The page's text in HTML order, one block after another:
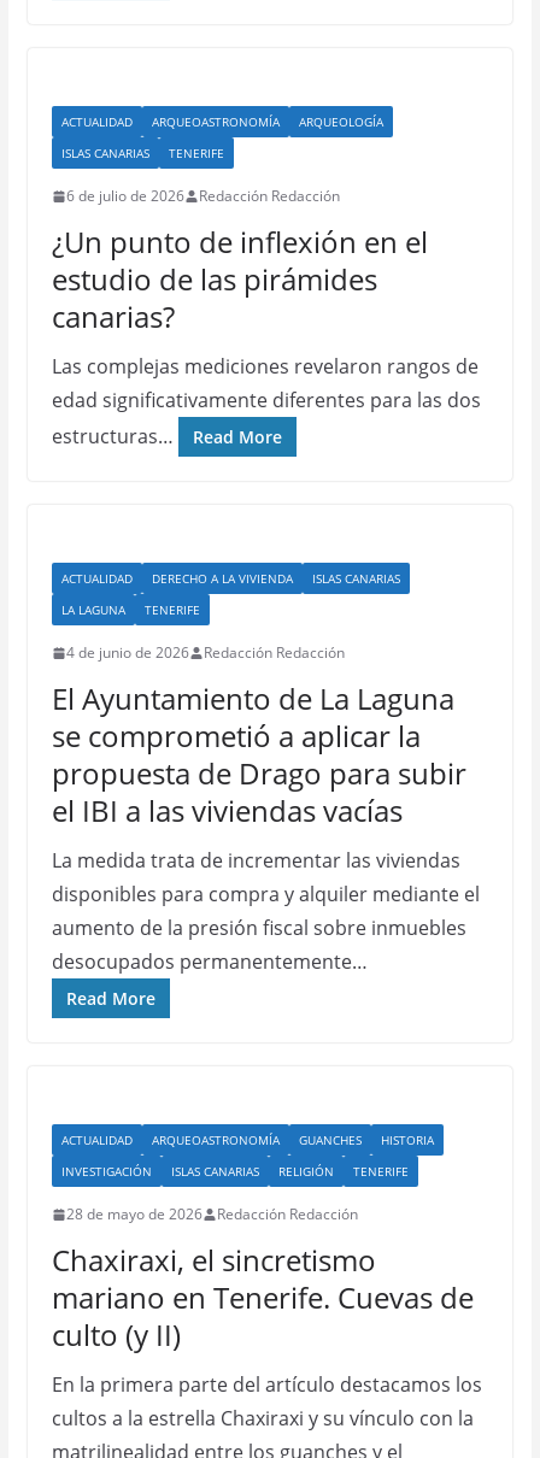
ACTUALIDAD ARQUEOASTRONOMÍA
ARQUEOLOGÍA
ISLAS CANARIAS
TENERIFE
6 de julio de 2026 Redacción Redacción
¿Un punto de inflexión en el
estudio de las pirámides
canarias?
Las complejas mediciones revelaron rangos de
edad significativamente diferentes para las dos
estructuras…
Read More
ACTUALIDAD DERECHO A LA VIVIENDA
ISLAS CANARIAS
LA LAGUNA
TENERIFE
4 de junio de 2026 Redacción Redacción
El Ayuntamiento de La Laguna
se comprometió a aplicar la
propuesta de Drago para subir
el IBI a las viviendas vacías
La medida trata de incrementar las viviendas
disponibles para compra y alquiler mediante el
aumento de la presión fiscal sobre inmuebles
desocupados permanentemente…
Read More
ACTUALIDAD ARQUEOASTRONOMÍA GUANCHES
HISTORIA
INVESTIGACIÓN
ISLAS CANARIAS RELIGIÓN TENERIFE
28 de mayo de 2026 Redacción Redacción
Chaxiraxi, el sincretismo
mariano en Tenerife. Cuevas de
culto (y II)
En la primera parte del artículo destacamos los
cultos a la estrella Chaxiraxi y su vínculo con la
matrilinealidad entre los guanches y el